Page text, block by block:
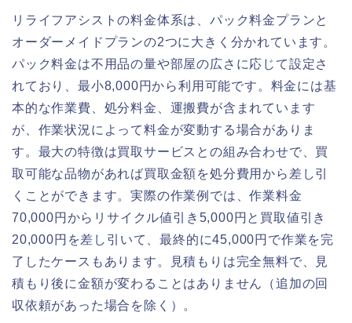
リライフアシストの料金体系は、パック料金プランと
オーダーメイドプランの2つに大きく分かれています。
パック料金は不用品の量や部屋の広さに応じて設定さ
れており、最小8,000円から利用可能です。料金には基
本的な作業費、処分料金、運搬費が含まれています
が、作業状況によって料金が変動する場合がありま
す。最大の特徴は買取サービスとの組み合わせで、買
取可能な品物があれば買取金額を処分費用から差し引
くことができます。実際の作業例では、作業料金
70,000円からリサイクル値引き5,000円と買取値引き
20,000円を差し引いて、最終的に45,000円で作業を完
了したケースもあります。見積もりは完全無料で、見
積もり後に金額が変わることはありません（追加の回
収依頼があった場合を除く）。